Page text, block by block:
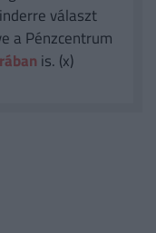
választ
a Pénzcentrum
is. (x)